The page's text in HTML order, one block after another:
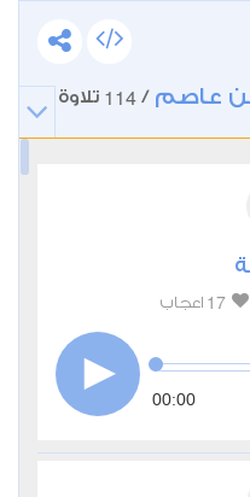
عاصم /
114 تلاوة
17 اعجاب
00:00